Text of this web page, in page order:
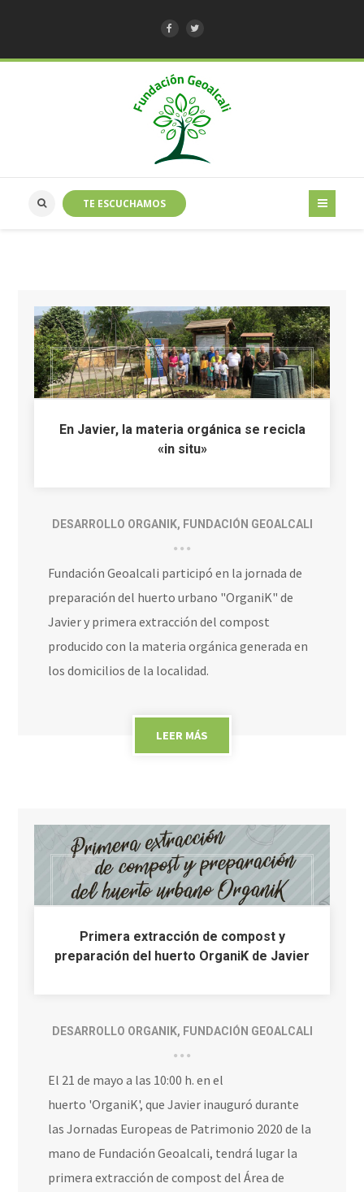
TE ESCUCHAMOS
En Javier, la materia orgánica se recicla
«in situ»
DESARROLLO ORGANIK, FUNDACIÓN GEOALCALI
Fundación Geoalcali participó en la jornada de
preparación del huerto urbano "OrganiK" de
Javier y primera extracción del compost
producido con la materia orgánica generada en
los domicilios de la localidad.
LEER MÁS
Primera extracción de compost y
preparación del huerto OrganiK de Javier
DESARROLLO ORGANIK, FUNDACIÓN GEOALCALI
El 21 de mayo a las 10:00 h. en el
huerto 'OrganiK', que Javier inauguró durante
las Jornadas Europeas de Patrimonio 2020 de la
mano de Fundación Geoalcali, tendrá lugar la
primera extracción de compost del Área de